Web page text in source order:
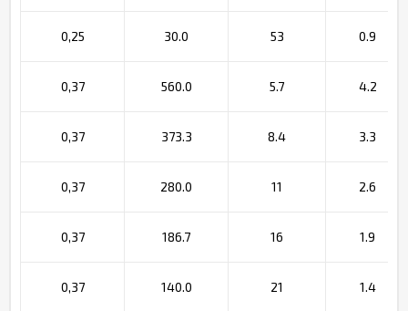
0,25 30.0 53 0.9
0,37 560.0 5.7 4.2
0,37 373.3 8.4 3.3
0,37 280.0 11 2.6
0,37 186.7 16 1.9
0,37 140.0 21 1.4